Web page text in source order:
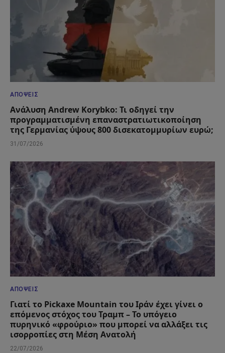
ΑΠΌΨΕΙΣ
Ανάλυση Andrew Korybko: Τι οδηγεί την
προγραμματισμένη επαναστρατιωτικοποίηση
της Γερμανίας ύψους 800 δισεκατομμυρίων ευρώ;
31/07/2026
ΑΠΌΨΕΙΣ
Γιατί το Pickaxe Mountain του Ιράν έχει γίνει ο
επόμενος στόχος του Τραμπ – Το υπόγειο
πυρηνικό «φρούριο» που μπορεί να αλλάξει τις
ισορροπίες στη Μέση Ανατολή
22/07/2026